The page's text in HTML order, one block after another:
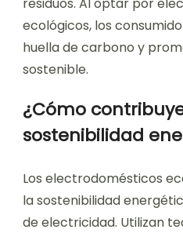
ecológicos, los
huella de carbono y
sostenible.
¿Cómo
sostenibilidad
Los electrodomésticos
la sostenibilidad
de electricidad. Utilizan